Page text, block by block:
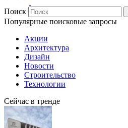
Поиск
Популярные поисковые запросы
Акции
Архитектура
Дизайн
Новости
Строительство
Технологии
Сейчас в тренде